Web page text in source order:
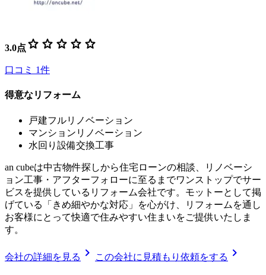
3.0点 star star star star star
口コミ 1件
得意なリフォーム
戸建フルリノベーション
マンションリノベーション
水回り設備交換工事
an cubeは中古物件探しから住宅ローンの相談、リノベーシ
ョン工事・アフターフォローに至るまでワンストップでサー
ビスを提供しているリフォーム会社です。モットーとして掲
げている「きめ細やかな対応」を心がけ、リフォームを通し
お客様にとって快適で住みやすい住まいをご提供いたしま
す。
会社の詳細を見る chevron_right この会社に見積もり依頼をする chevron_right